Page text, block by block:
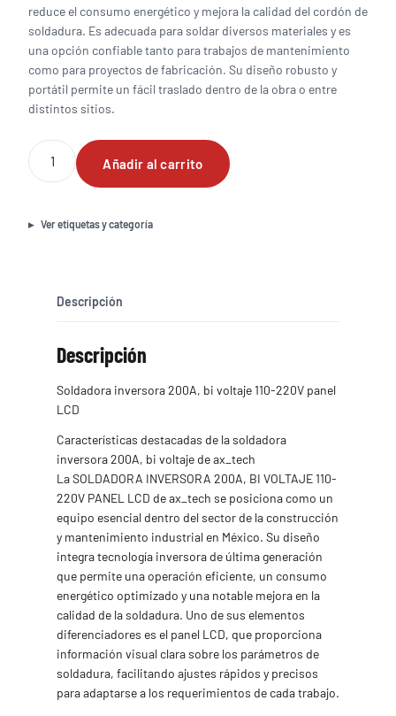
reduce el consumo energético y mejora la calidad del cordón de
soldadura. Es adecuada para soldar diversos materiales y es
una opción confiable tanto para trabajos de mantenimiento
como para proyectos de fabricación. Su diseño robusto y
portátil permite un fácil traslado dentro de la obra o entre
distintos sitios.
SOLDADORA
INVERSORA
200A,
VOLTAJE
Añadir al carrito
Ver etiquetas y categoría
Descripción
Descripción
Soldadora inversora 200A, bi voltaje 110-220V panel
LCD
Características destacadas de la soldadora
inversora 200A, bi voltaje de ax_tech
La SOLDADORA INVERSORA 200A, BI VOLTAJE 110-
220V PANEL LCD de ax_tech se posiciona como un
equipo esencial dentro del sector de la construcción
y mantenimiento industrial en México. Su diseño
integra tecnología inversora de última generación
que permite una operación eficiente, un consumo
energético optimizado y una notable mejora en la
calidad de la soldadura. Uno de sus elementos
diferenciadores es el panel LCD, que proporciona
información visual clara sobre los parámetros de
soldadura, facilitando ajustes rápidos y precisos
para adaptarse a los requerimientos de cada trabajo.